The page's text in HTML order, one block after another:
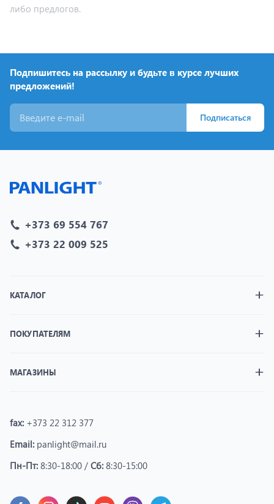
либо предлогов.
Подпишитесь на рассылку и будьте в курсе лучших
предложений!
Подписаться
+373 69 554 767
+373 22 009 525
КАТАЛОГ
ПОКУПАТЕЛЯМ
МАГАЗИНЫ
fax: +373 22 312 377
Email: panlight@mail.ru
Пн-Пт: 8:30-18:00 / Сб: 8:30-15:00